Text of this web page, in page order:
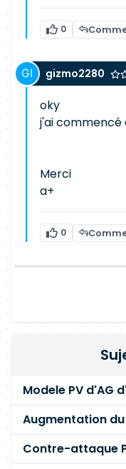
0
gizmo2280
oky
j'ai commencé
Merci
a+
0